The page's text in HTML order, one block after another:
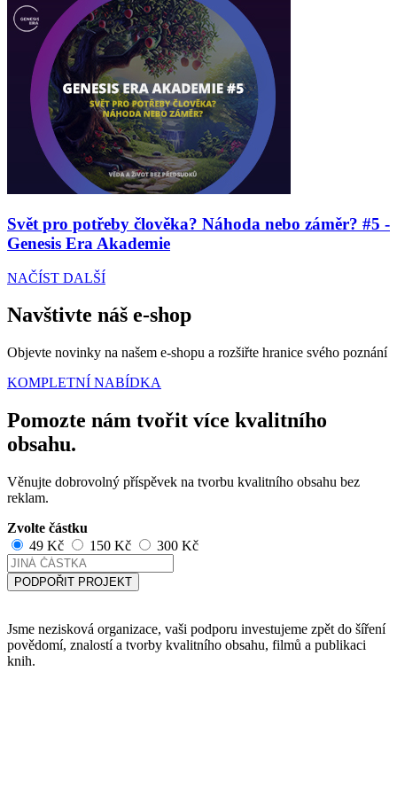
Svět pro potřeby člověka? Náhoda nebo záměr? #5 -
Genesis Era Akademie
NAČÍST DALŠÍ
Navštivte náš e-shop
Objevte novinky na našem e-shopu a rozšiřte hranice svého poznání
KOMPLETNÍ NABÍDKA
Pomozte nám tvořit více kvalitního
obsahu.
Věnujte dobrovolný příspěvek na tvorbu kvalitního obsahu bez
reklam.
Zvolte částku
49 Kč
150 Kč 300 Kč
PODPOŘIT PROJEKT
Jsme nezisková organizace, vaši podporu investujeme zpět do šíření
povědomí, znalostí a tvorby kvalitního obsahu, filmů a publikaci
knih.